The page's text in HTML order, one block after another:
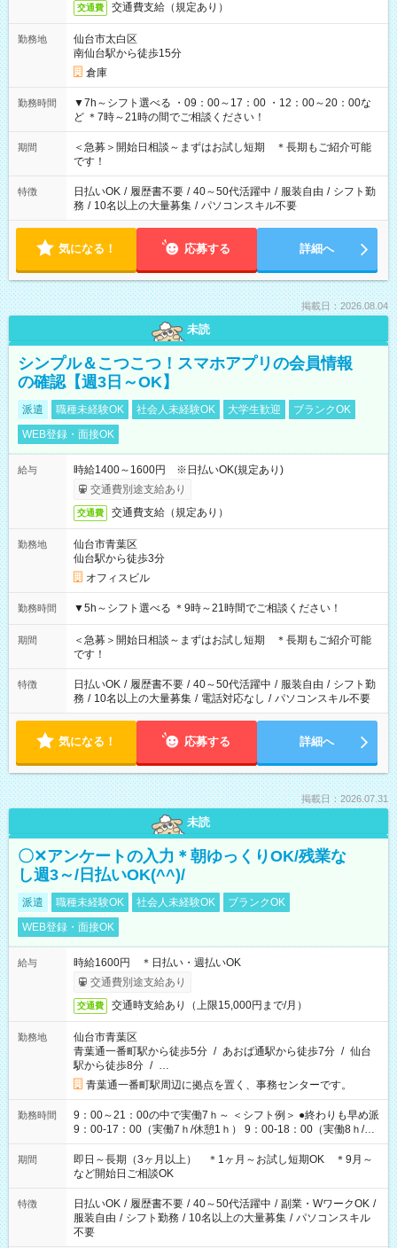
交通費 交通費支給（規定あり）
勤務地
仙台市太白区
南仙台駅から徒歩15分
倉庫
勤務時間
▼7h～シフト選べる ・09：00～17：00 ・12：00～20：00な
ど ＊7時～21時の間でご相談ください！
期間
＜急募＞開始日相談～まずはお試し短期 ＊長期もご紹介可能
です！
特徴 日払いOK / 履歴書不要 / 40～50代活躍中 / 服装自由 / シフト勤
務 / 10名以上の大量募集 / パソコンスキル不要
気になる！ 応募する 詳細へ
掲載日：2026.08.04
未読
シンプル＆こつこつ！スマホアプリの会員情報
の確認【週3日～OK】
派遣 職種未経験OK 社会人未経験OK 大学生歓迎
ブランクOK
WEB登録・面接OK
給与
時給1400～1600円 ※日払いOK(規定あり)
交通費別途支給あり
交通費 交通費支給（規定あり）
勤務地
仙台市青葉区
仙台駅から徒歩3分
オフィスビル
勤務時間 ▼5h～シフト選べる ＊9時～21時間でご相談ください！
期間
＜急募＞開始日相談～まずはお試し短期 ＊長期もご紹介可能
です！
特徴 日払いOK / 履歴書不要 / 40～50代活躍中 / 服装自由 / シフト勤
務 / 10名以上の大量募集 / 電話対応なし / パソコンスキル不要
気になる！ 応募する 詳細へ
掲載日：2026.07.31
未読
〇✕アンケートの入力＊朝ゆっくりOK/残業な
し週3～/日払いOK(^^)/
派遣 職種未経験OK 社会人未経験OK
ブランクOK
WEB登録・面接OK
給与
時給1600円 ＊日払い・週払いOK
交通費別途支給あり
交通費 交通時支給あり（上限15,000円まで/月）
勤務地
仙台市青葉区
青葉通一番町駅から徒歩5分 / あおば通駅から徒歩7分 / 仙台
駅から徒歩8分 / …
青葉通一番町駅周辺に拠点を置く、事務センターです。
勤務時間
9：00～21：00の中で実働7ｈ～ ＜シフト例＞ ●終わりも早め派
9：00-17：00（実働7ｈ/休憩1ｈ） 9：00-18：00（実働8ｈ/休
憩1ｈ） 10：00-19：00（実働8ｈ/休憩1ｈ） ●朝ゆっくり派
11：00-20：00（実働8ｈ/休憩1ｈ） 12：00-20：00（実働7ｈ/
休憩1ｈ） 12：00-21：00（実働8ｈ/休憩1ｈ） 13：00-22：
00（実働8ｈ/休憩1ｈ） ＊時間帯固定OK
期間
即日～長期（3ヶ月以上） ＊1ヶ月～お試し短期OK ＊9月～
など開始日ご相談OK
特徴 日払いOK / 履歴書不要 / 40～50代活躍中 / 副業・WワークOK /
服装自由 / シフト勤務 / 10名以上の大量募集 / パソコンスキル
不要